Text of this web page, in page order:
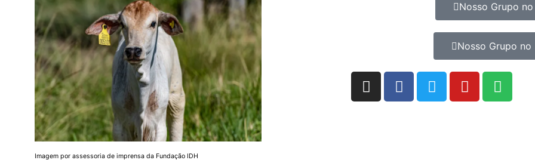
Imagem por assessoria de imprensa da Fundação IDH
Nosso Grupo
Nosso Grupo no